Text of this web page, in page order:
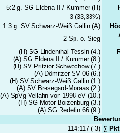
5:2 g. SG Eldena II / Kummer (H)
3 (33,33%)
1:3 g. SV Schwarz-Weiß Gallin (A)
2 Sp. o. Sieg
(H) SG Lindenthal Tessin (4.)
(A) SG Eldena II / Kummer (8.)
(H) SV Pritzier-Schwechow (7.)
(A) Dömitzer SV 06 (6.)
(H) SV Schwarz-Weiß Gallin (1.)
(A) SV Bresegard-Moraas (2.)
(A) SpVg Vellahn von 1998 eV (10.)
(H) SG Motor Boizenburg (3.)
(A) SG Redefin 66 (9.)
114:117 (-3) ∑